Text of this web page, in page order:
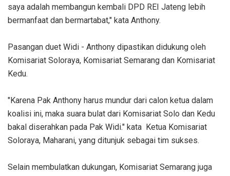
saya adalah membangun kembali DPD REI Jateng lebih
bermanfaat dan bermartabat," kata Anthony.
Pasangan duet Widi - Anthony dipastikan didukung oleh
Komisariat Soloraya, Komisariat Semarang dan Komisariat
Kedu.
"Karena Pak Anthony harus mundur dari calon ketua dalam
koalisi ini, maka suara bulat dari Komisariat Solo dan Kedu
bakal diserahkan pada Pak Widi." kata Ketua Komisariat
Soloraya, Maharani, yang ditunjuk sebagai tim sukses.
Selain membulatkan dukungan, Komisariat Semarang juga